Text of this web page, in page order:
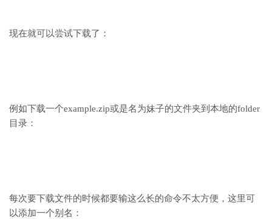
现在就可以尝试下载了：
例如下载一个example.zip或是名为妹子的文件夹到本地的folder
目录：
每次要下载文件的时候都要输这么长的命令不太方便，这里可
以添加一个别名：